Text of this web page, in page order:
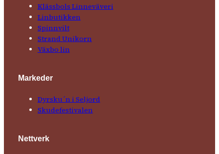
Klässbols Linne­väveri
Linbutikken
Spinnvilt
Strand Unikorn
Växbo lin
Markeder
Dyrsku´n i Seljord
Skude­fes­tivalen
Nettverk